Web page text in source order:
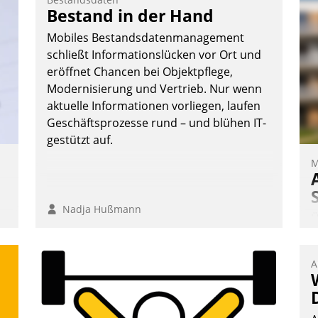
Vernetzungsideen fürs Quartier.
Dazwischen zeigte Datatrain, was es
Neues zu bieten hat.
Nadja Hußmann
Bestand in der Hand
Mobiles Bestandsdatenmanagement
schließt Informationslücken vor Ort und
eröffnet Chancen bei Objektpflege,
Modernisierung und Vertrieb. Nur wenn
aktuelle Informationen vorliegen, laufen
Geschäftsprozesse rund – und blühen IT-
gestützt auf.
Nadja Hußmann